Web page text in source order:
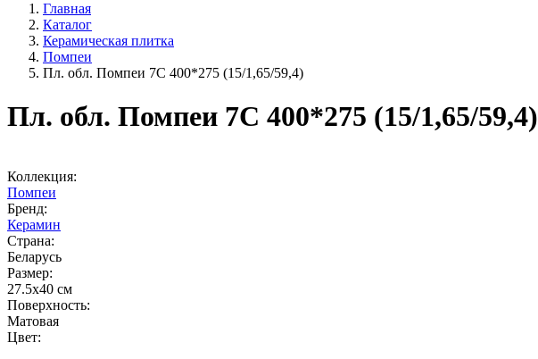
Главная
Каталог
Керамическая плитка
Помпеи
Пл. обл. Помпеи 7С 400*275 (15/1,65/59,4)
Пл. обл. Помпеи 7С 400*275 (15/1,65/59,4)
Коллекция:
Помпеи
Бренд:
Керамин
Страна:
Беларусь
Размер:
27.5x40 см
Поверхность:
Матовая
Цвет: